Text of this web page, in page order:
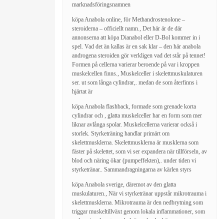
marknadsföringsnamnen
köpa Anabola online, för Methandrostenolone –
steroiderna – officiellt namn., Det här är de där
annonserna att köpa Dianabol eller D-Bol kommer in i
spel. Vad det än kallas är en sak klar – den här anabola
androgena steroiden gör verkligen vad det står på tennet!
Formen på cellerna varierar beroende på var i kroppen
muskelcellen finns., Muskelceller i skelettmuskulaturen
ser. ut som långa cylindrar,. medan de som återfinns i
hjärtat är
köpa Anabola flashback, formade som grenade korta
cylindrar och , glatta muskelceller har en form som mer
liknar avlånga spolar. Muskelcellerna varierar också i
storlek. Styrketräning handlar primärt om
skelettmusklerna. Skelettmusklerna är musklerna som
fäster på skelettet, som vi ser expandera när tillförseln, av
blod och näring ökar (pumpeffekten),. under tiden vi
styrketränar.. Sammandragningarna av kärlen styrs
köpa Anabola sverige, däremot av den glatta
muskulaturen., När vi styrketränar uppstår mikrotrauma i
skelettmusklerna. Mikrotrauma är den nedbrytning som
triggar muskeltillväxt genom lokala inflammationer, som